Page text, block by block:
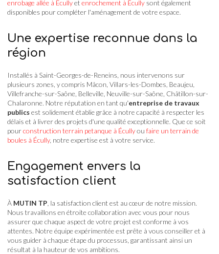
enrobage allée à Écullyet enrochement à Écully sont également
disponibles pour compléter l'aménagement de votre espace.
Une expertise reconnue dans la
région
Installés à Saint-Georges-de-Reneins, nous intervenons sur
plusieurs zones, y compris Mâcon, Villars-les-Dombes, Beaujeu,
Villefranche-sur-Saône, Belleville, Neuville-sur-Saône, Châtillon-sur-
Chalaronne. Notre réputation en tant qu'entreprise de travaux
publics est solidement établie grâce à notre capacité à respecter les
délais et à livrer des projets d'une qualité exceptionnelle. Que ce soit
pourconstruction terrain petanque à Écullyou faire un terrain de
boules à Écully, notre expertise est à votre service.
Engagement envers la
satisfaction client
À MUTIN TP , la satisfaction client est au cœur de notre mission.
Nous travaillons en étroite collaboration avec vous pour nous
assurer que chaque aspect de votre projet est conforme à vos
attentes. Notre équipe expérimentée est prête à vous conseiller et à
vous guider à chaque étape du processus, garantissant ainsi un
résultat à la hauteur de vos ambitions.